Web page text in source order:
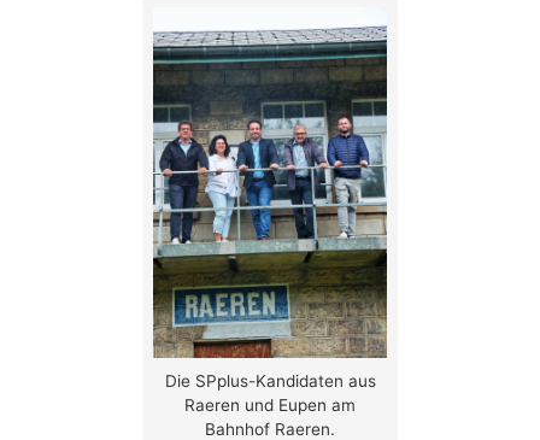
Die SPplus-Kandidaten aus
Raeren und Eupen am
Bahnhof Raeren.